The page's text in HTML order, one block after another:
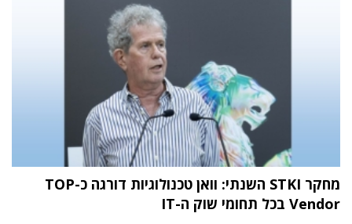
מחקר STKI השנתי: וואן טכנולוגיות דורגה כ-TOP
Vendor בכל תחומי שוק ה-IT